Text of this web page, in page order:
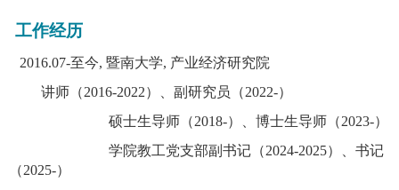
工作经历
2016.07-至今, 暨南大学, 产业经济研究院
讲师（2016-2022）、副研究员（2022-）
硕士生导师（2018-）、博士生导师（2023-）
学院教工党支部副书记（2024-2025）、书记
（2025-）